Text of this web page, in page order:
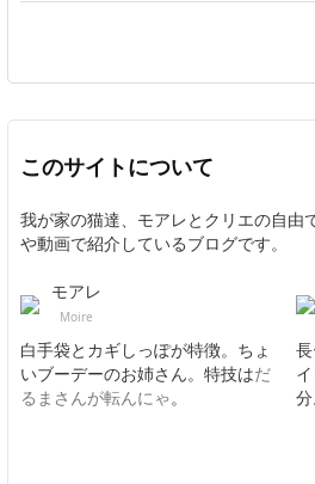
このサイトについて
我が家の猫達、モアレとクリエの自由
や動画で紹介しているブログです。
モアレ
Moire
白手袋とカギしっぽが特徴。ちょ
いブーデーのお姉さん。特技はだ
るまさんが転んにゃ。